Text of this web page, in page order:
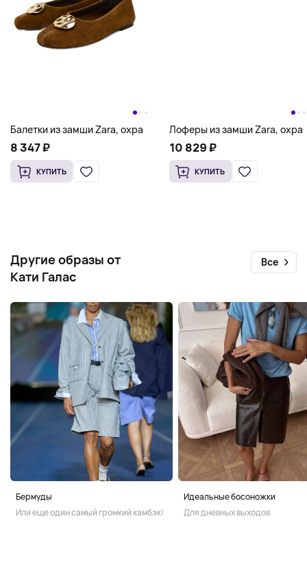
Балетки из замши Zara, охра
8 347 ₽
КУПИТЬ
Лоферы из замши Zara, охра
10 829 ₽
КУПИТЬ
Другие образы от
Кати Галас
Все
Бермуды
Или еще один самый громкий камбэк!
Идеальные босоножки
Для дневных выходов